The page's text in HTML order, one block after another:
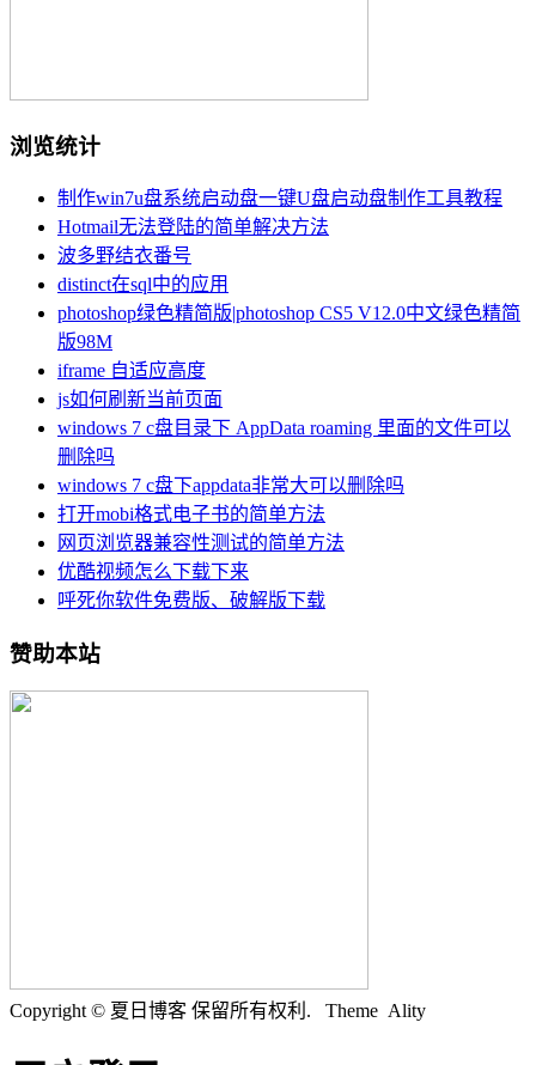
浏览统计
制作win7u盘系统启动盘一键U盘启动盘制作工具教程
Hotmail无法登陆的简单解决方法
波多野结衣番号
distinct在sql中的应用
photoshop绿色精简版|photoshop CS5 V12.0中文绿色精简
版98M
iframe 自适应高度
js如何刷新当前页面
windows 7 c盘目录下 AppData roaming 里面的文件可以
删除吗
windows 7 c盘下appdata非常大可以删除吗
打开mobi格式电子书的简单方法
网页浏览器兼容性测试的简单方法
优酷视频怎么下载下来
呼死你软件免费版、破解版下载
赞助本站
Copyright © 夏日博客 保留所有权利. Theme Ality